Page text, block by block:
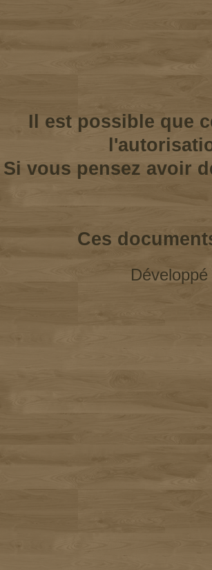
Il est possible que
Si vous pensez avoir
Ces